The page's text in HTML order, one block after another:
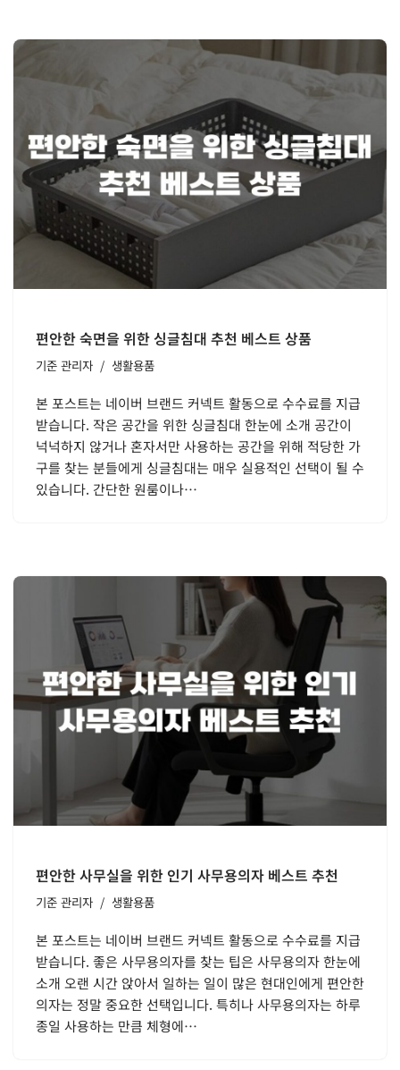
편안한 숙면을 위한 싱글침대 추천 베스트 상품
기준 관리자 생활용품
본 포스트는 네이버 브랜드 커넥트 활동으로 수수료를 지급
받습니다. 작은 공간을 위한 싱글침대 한눈에 소개 공간이
넉넉하지 않거나 혼자서만 사용하는 공간을 위해 적당한 가
구를 찾는 분들에게 싱글침대는 매우 실용적인 선택이 될 수
있습니다. 간단한 원룸이나…
편안한 사무실을 위한 인기 사무용의자 베스트 추천
기준 관리자 생활용품
본 포스트는 네이버 브랜드 커넥트 활동으로 수수료를 지급
받습니다. 좋은 사무용의자를 찾는 팁은 사무용의자 한눈에
소개 오랜 시간 앉아서 일하는 일이 많은 현대인에게 편안한
의자는 정말 중요한 선택입니다. 특히나 사무용의자는 하루
종일 사용하는 만큼 체형에…